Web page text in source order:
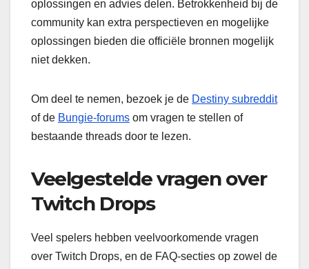
oplossingen en advies delen. Betrokkenheid bij de
community kan extra perspectieven en mogelijke
oplossingen bieden die officiële bronnen mogelijk
niet dekken.
Om deel te nemen, bezoek je de Destiny subreddit
of de Bungie-forums om vragen te stellen of
bestaande threads door te lezen.
Veelgestelde vragen over
Twitch Drops
Veel spelers hebben veelvoorkomende vragen
over Twitch Drops, en de FAQ-secties op zowel de